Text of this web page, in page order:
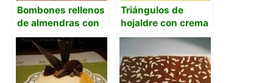
Bombones rellenos
de almendras con
ron
Triángulos de
hojaldre con crema
de fresas